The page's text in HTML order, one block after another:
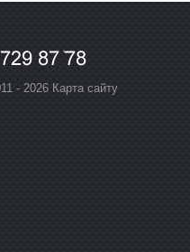
- 2026 Карта сайту